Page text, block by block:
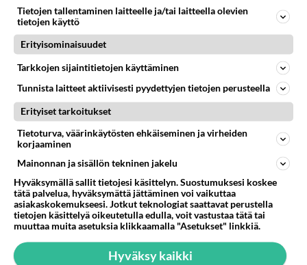
07.07.2020 22:00
21
Vastattu 6v
touhu. Ja täälläkin tätä toimintaa mainostetaan
alarmistien toimesta ...
EelisPermanen
22.04.2020 21:46
ILMASTONMUUTOS Vastattu 6v
Ilmastovouhotus
Ilmastovouhotus on juuri vastaavaa, kuin nyt luotu
koronavirusvouhotus. Kannattaako talous ja monien
Tietojen tallentaminen laitteelle ja/tai laitteella olevien
tietojen käyttö
Erityisominaisuudet
Tarkkojen sijaintitietojen käyttäminen
Tunnista laitteet aktiivisesti pyydettyjen tietojen perusteella
Erityiset tarkoitukset
Tietoturva, väärinkäytösten ehkäiseminen ja virheiden
korjaaminen
Mainonnan ja sisällön tekninen jakelu
Hyväksymällä sallit tietojesi käsittelyn. Suostumuksesi koskee
tätä palvelua, hyväksymättä jättäminen voi vaikuttaa
asiakaskokemukseesi. Jotkut teknologiat saattavat perustella
tietojen käsittelyä oikeutetulla edulla, voit vastustaa tätä tai
muuttaa muita asetuksia klikkaamalla "Asetukset" linkkiä.
Hyväksy kaikki